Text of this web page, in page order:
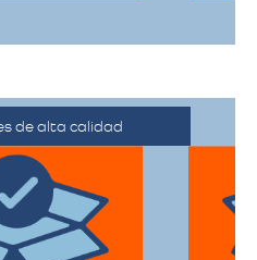
de alta calidad
de embalaje de
para garantizar que